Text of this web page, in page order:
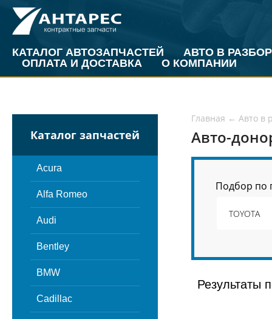
КАТАЛОГ АВТОЗАПЧАСТЕЙ
АВТО В РАЗБОР
ОПЛАТА И ДОСТАВКА
О КОМПАНИИ
Каталог запчастей
Acura
Alfa Romeo
Audi
Bentley
BMW
Cadillac
Главная ← Авто в
Авто-
Подбор по
Результаты